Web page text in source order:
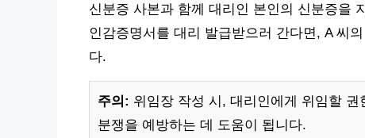
신분증 사본과 함께 대리인 본인의 신분증을
인감증명서를 대리 발급받으러 간다면, A 씨
다.
주의: 위임장 작성 시, 대리인에게 위임할
분쟁을 예방하는 데 도움이 됩니다.